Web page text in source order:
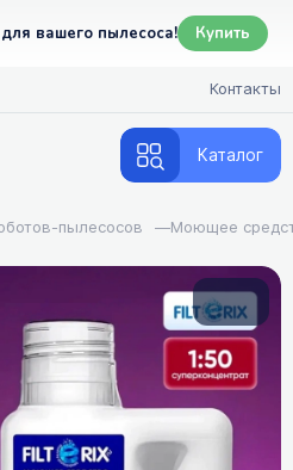
для вашего пылесоса! Купить
Контакты
Каталог
пылесосов —Моющее